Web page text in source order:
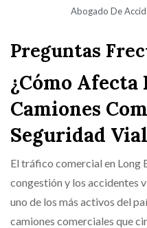
Abogado De
Preguntas
¿Cómo Afecta
Camiones
Seguridad
El tráfico comercial en Long
congestión y los accidentes
uno de los más activos del
camiones comerciales que